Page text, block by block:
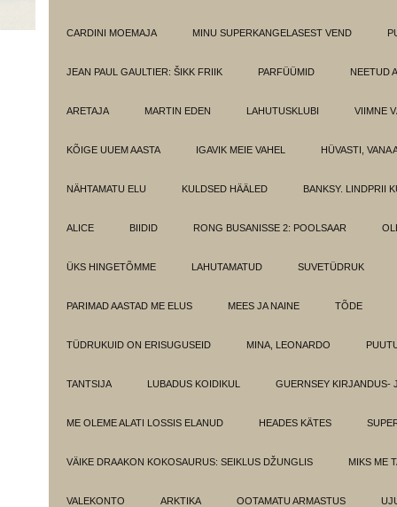
CARDINI MOEMAJA MINU SUPERKANGELASEST VEND
JEAN PAUL GAULTIER: ŠIKK FRIIK PARFÜÜMID NEETUD
ARETAJA MARTIN EDEN LAHUTUSKLUBI VIIMNE
KÕIGE UUEM AASTA IGAVIK MEIE VAHEL HÜVASTI, VANA
NÄHTAMATU ELU KULDSED HÄÄLED BANKSY. LINDPRII
ALICE BIIDID RONG BUSANISSE 2: POOLSAAR
ÜKS HINGETÕMME LAHUTAMATUD SUVETÜDRUK
PARIMAD AASTAD ME ELUS MEES JA NAINE TÕDE
TÜDRUKUID ON ERISUGUSEID MINA, LEONARDO
TANTSIJA LUBADUS KOIDIKUL GUERNSEY KIRJANDUS-
ME OLEME ALATI LOSSIS ELANUD HEADES KÄTES
VÄIKE DRAAKON KOKOSAURUS: SEIKLUS DŽUNGLIS MIKS ME
VALEKONTO ARKTIKA OOTAMATU ARMASTUS